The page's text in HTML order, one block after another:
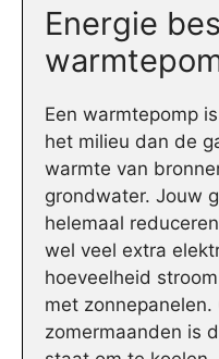
Energie
Een warmtepomp
het milieu dan de
warmte van
grondwater. Jouw
helemaal
wel veel extra
hoeveelheid
met
zomermaanden is